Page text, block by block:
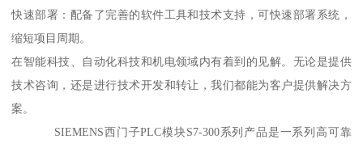
快速部署：配备了完善的软件工具和技术支持，可快速部署系统，
缩短项目周期。
在智能科技、自动化科技和机电领域内有着到的见解。无论是提供
技术咨询，还是进行技术开发和转让，我们都能为客户提供解决方
案。
SIEMENS西门子PLC模块S7-300系列产品是一系列高可靠